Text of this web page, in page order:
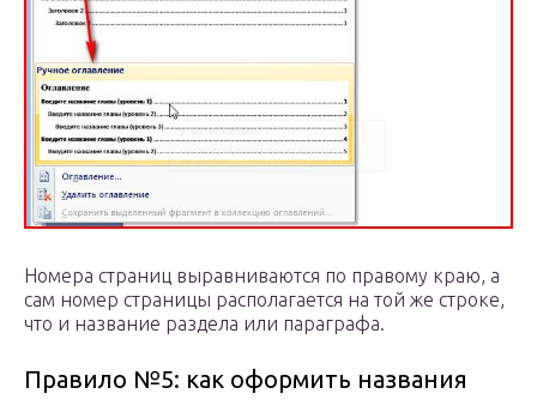
Номера страниц выравниваются по правому краю, а
сам номер страницы располагается на той же строке,
что и название раздела или параграфа.
Правило №5: как оформить названия